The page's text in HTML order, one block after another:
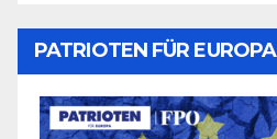
PATRIOTEN FÜR EUROPA